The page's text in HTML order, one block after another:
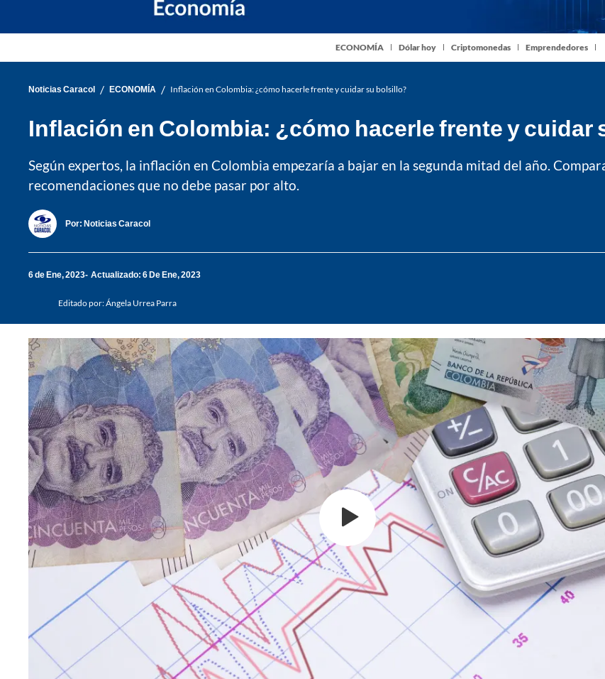
ECONOMÍA Dólar hoy Criptomonedas Emprendedores
Noticias Caracol / ECONOMÍA / Inflación en Colombia: ¿cómo hacerle frente y cuidar su bolsillo?
Inflación en Colombia: ¿cómo hacerle frente y cuidar
Según expertos, la inflación en Colombia empezaría a bajar en la segunda mitad del año.
recomendaciones que no debe pasar por alto.
Por: Noticias Caracol
6 de Ene, 2023 Actualizado: 6 De Ene, 2023
Editado por:Ángela Urrea Parra